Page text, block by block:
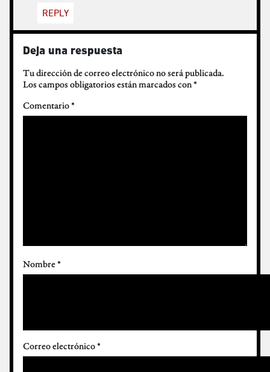
REPLY
Deja una respuesta
Tu dirección de correo electrónico no será publicada.
Los campos obligatorios están marcados con*
Comentario*
Nombre*
Correo electrónico*